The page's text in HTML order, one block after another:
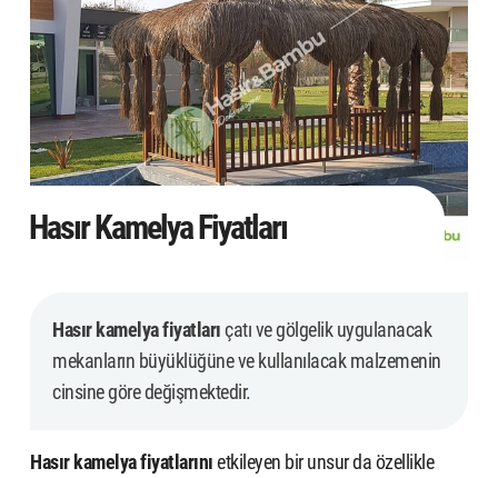
Hasır Kamelya Fiyatları
Hasır kamelya fiyatlarıçatı ve gölgelik uygulanacak
mekanların büyüklüğüne ve kullanılacak malzemenin
cinsine göre değişmektedir.
Hasır kamelya fiyatlarınıetkileyen bir unsur da özellikle